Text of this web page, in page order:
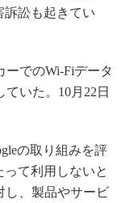
訴訟も起きてい
でのWi-Fiデータ
いた。10月22日
の取り組みを評
て利用しないと
し、製品やサービ